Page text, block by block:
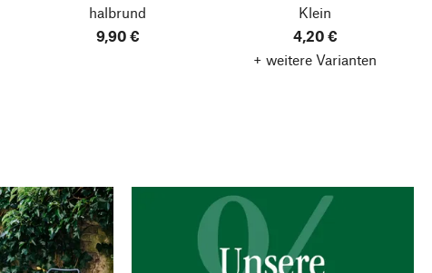
halbrund
9,90 €
Klein
4,20 €
+ weitere Varianten